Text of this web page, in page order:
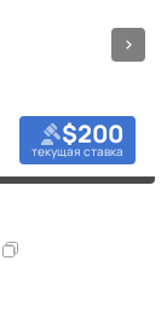
$200
текущая ставка